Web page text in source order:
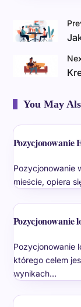
You May
Pozycjonowanie
Pozycjonowanie
mieście, opiera
Pozycjonowanie
Pozycjonowanie
którego celem
wynikach…